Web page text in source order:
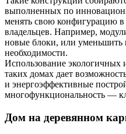
выполненных по
менять свою конфигурацию в
владельцев. Например,
новые блоки, или уменьшить
необходимости.
Использование экологичных
таких домах дает
и энергоэффективные
многофункциональность —
Дом на деревянном